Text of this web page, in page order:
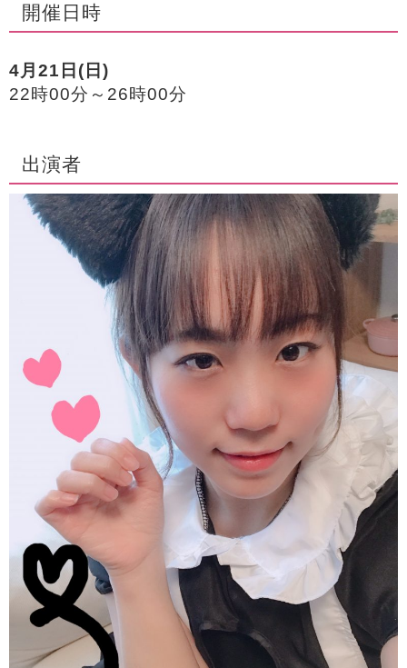
開催日時
4月21日(日)
22時00分～26時00分
出演者